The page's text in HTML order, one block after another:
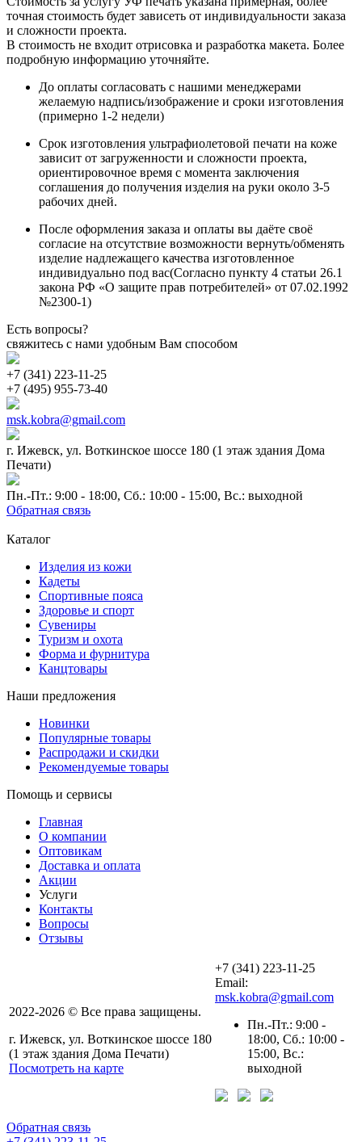
точная стоимость будет зависеть от индивидуальности заказа
и сложности проекта.
В стоимость не входит отрисовка и разработка макета. Более
подробную информацию уточняйте.
До оплаты согласовать с нашими менеджерами
желаемую надпись/изображение и сроки изготовления
(примерно 1-2 недели)
Срок изготовления ультрафиолетовой печати на коже
зависит от загруженности и сложности проекта,
ориентировочное время с момента заключения
соглашения до получения изделия на руки около 3-5
рабочих дней.
После оформления заказа и оплаты вы даёте своё
согласие на отсутствие возможности вернуть/обменять
изделие надлежащего качества изготовленное
индивидуально под вас(Согласно пункту 4 статьи 26.1
закона РФ «О защите прав потребителей» от 07.02.1992
№2300-1)
Есть вопросы?
свяжитесь с нами удобным Вам способом
+7 (341) 223-11-25
+7 (495) 955-73-40
msk.kobra@gmail.com
г. Ижевск, ул. Воткинское шоссе 180 (1 этаж здания Дома
Печати)
Пн.-Пт.: 9:00 - 18:00, Сб.: 10:00 - 15:00, Вс.: выходной
Обратная связь
Каталог
Изделия из кожи
Кадеты
Спортивные пояса
Здоровье и спорт
Сувениры
Туризм и охота
Форма и фурнитура
Канцтовары
Наши предложения
Новинки
Популярные товары
Распродажи и скидки
Рекомендуемые товары
Помощь и сервисы
Главная
О компании
Оптовикам
Доставка и оплата
Акции
Услуги
Контакты
Вопросы
Отзывы
2022-2026 © Все права защищены.
г. Ижевск, ул. Воткинское шоссе 180
(1 этаж здания Дома Печати)
Посмотреть на карте
+7 (341) 223-11-25
Email:
msk.kobra@gmail.com
Пн.-Пт.: 9:00 -
18:00, Сб.: 10:00 -
15:00, Вс.:
выходной
Обратная связь